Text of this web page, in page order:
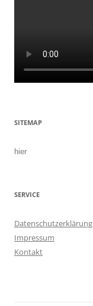
SITEMAP
hier
SERVICE
Datenschutzerklärung
Impressum
Kontakt